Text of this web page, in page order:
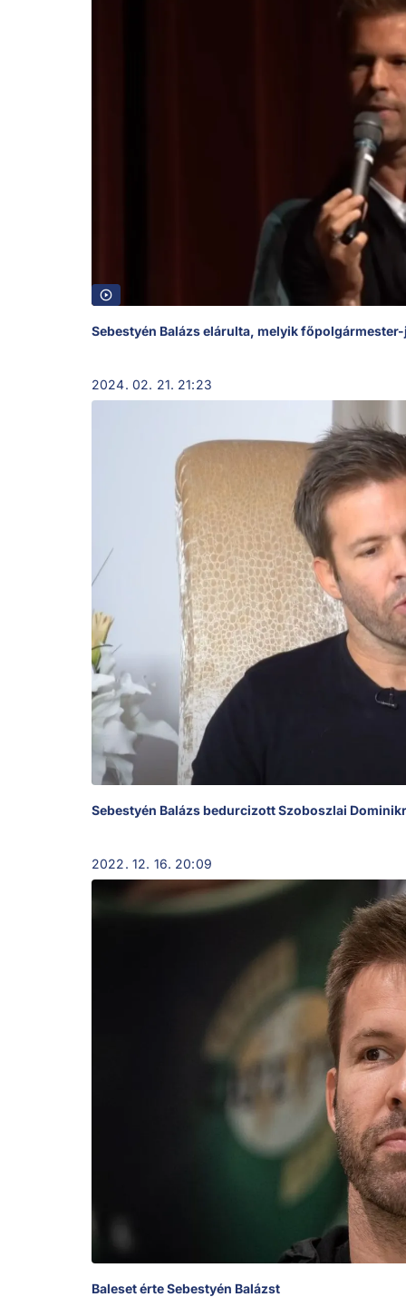
Sebestyén Balázs elárulta, melyik
2024. 02. 21. 21:23
Sebestyén Balázs bedurcizott Szoboszlai
2022. 12. 16. 20:09
Baleset érte Sebestyén Balázst